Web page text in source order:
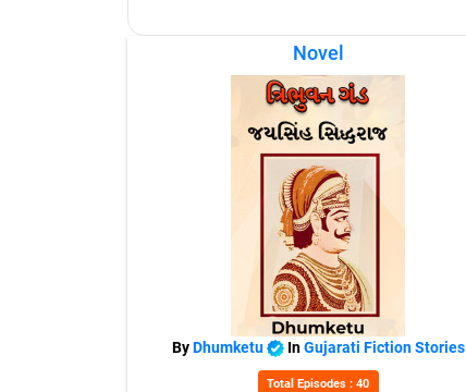
Novel
ByDhumketu InGujarati Fiction Stories
Total Episodes : 40